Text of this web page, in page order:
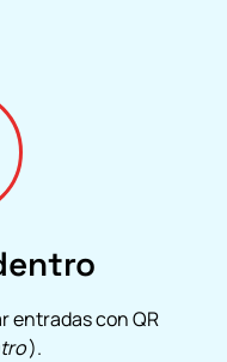
entradas con QR
).